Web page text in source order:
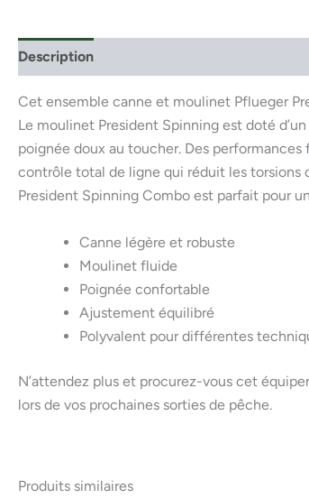
Description
Cet ensemble canne et moulinet Pflueger
Le moulinet President Spinning est doté
poignée doux au toucher. Des
contrôle total de ligne qui réduit les torsions
President Spinning Combo est parfait pour
Canne légère et robuste
Moulinet fluide
Poignée confortable
Ajustement équilibré
Polyvalent pour différentes
N’attendez plus et procurez-vous cet
lors de vos prochaines sorties de pêche.
Produits similaires